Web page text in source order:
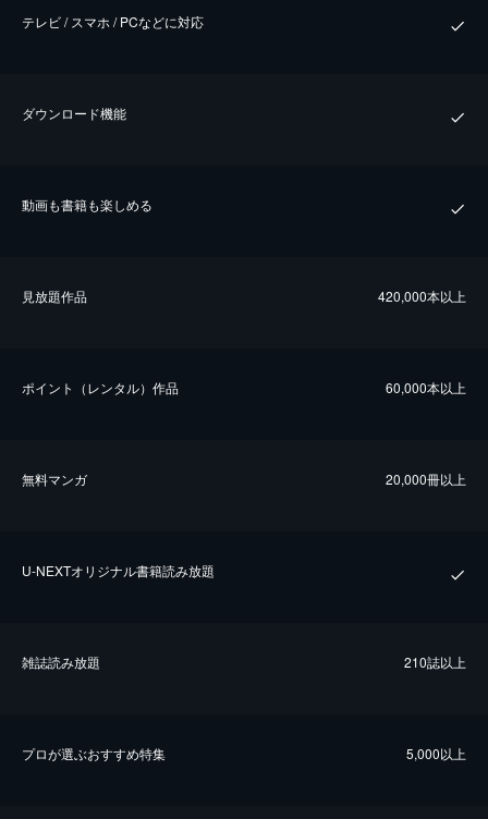
テレビ / スマホ / PCなどに対応
ダウンロード機能
動画も書籍も楽しめる
⾒放題作品 420,000本以上
ポイント（レンタル）作品 60,000本以上
無料マンガ 20,000冊以上
U-NEXTオリジナル書籍読み放題
雑誌読み放題 210誌以上
プロが選ぶおすすめ特集 5,000以上